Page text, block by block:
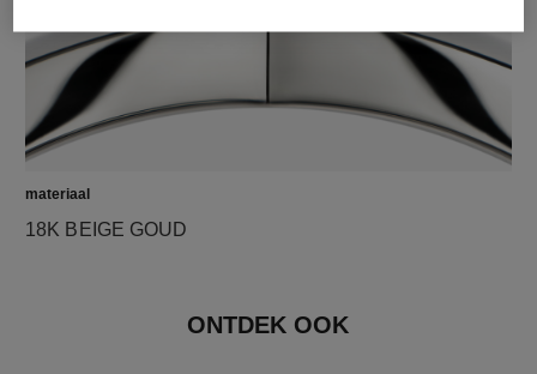
materiaal
18K BEIGE GOUD
ONTDEK OOK